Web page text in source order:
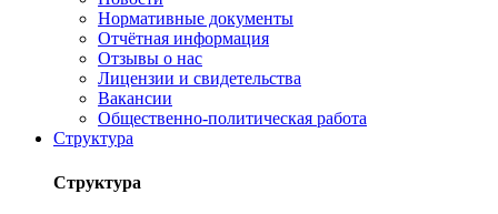
Нормативные документы
Отчётная информация
Отзывы о нас
Лицензии и свидетельства
Вакансии
Общественно-политическая работа
Структура
Структура